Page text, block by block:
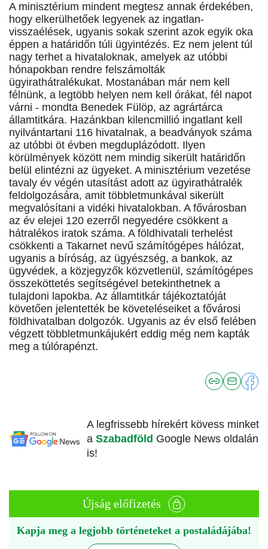
A minisztérium mindent megtesz annak érdekében,
hogy elkerülhetőek legyenek az ingatlan-
visszaélések, ugyanis sokak szerint azok egyik oka
éppen a határidőn túli ügyintézés. Ez nem jelent túl
nagy terhet a hivataloknak, amelyek az utóbbi
hónapokban rendre felszámolták
ügyirathátralékukat. Mostanában már nem kell
félnünk, a legtöbb helyen nem kell órákat, fél napot
várni - mondta Benedek Fülöp, az agrártárca
államtitkára. Hazánkban kilencmillió ingatlant kell
nyilvántartani 116 hivatalnak, a beadványok száma
az utóbbi öt évben megduplázódott. Ilyen
körülmények között nem mindig sikerült határidőn
belül elintézni az ügyeket. A minisztérium vezetése
tavaly év végén utasítást adott az ügyirathátralék
feldolgozására, amit többletmunkával sikerült
megvalósítani a vidéki hivatalokban. A fővárosban
az év elejei 120 ezerről negyedére csökkent a
hátralékos iratok száma. A földhivatali terhelést
csökkenti a Takarnet nevű számítógépes hálózat,
ugyanis a bíróság, az ügyészség, a bankok, az
ügyvédek, a közjegyzők közvetlenül, számítógépes
összeköttetés segítségével betekinthetnek a
tulajdoni lapokba. Az államtitkár tájékoztatóját
követően jelentették be követeléseiket a fővárosi
földhivatalban dolgozók. Ugyanis az év első felében
végzett többletmunkájukért eddig még nem kapták
meg a túlórapénzt.
A legfrissebb hírekért kövess minket
a Szabadföld Google News oldalán
is!
Újság előfizetés
Kapja meg a legjobb történeteket a postaládájába!